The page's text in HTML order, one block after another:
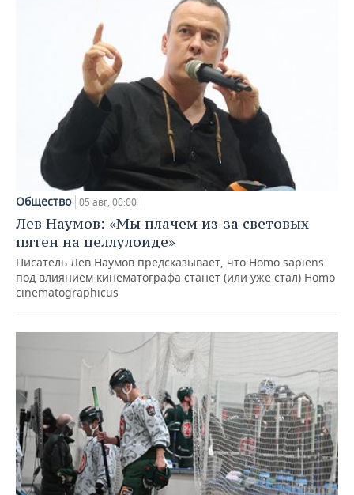
Общество 05 авг, 00:00
Лев Наумов: «Мы плачем из-за световых
пятен на целлулоиде»
Писатель Лев Наумов предсказывает, что Homo sapiens
под влиянием кинематографа станет (или уже стал) Homo
cinematographicus